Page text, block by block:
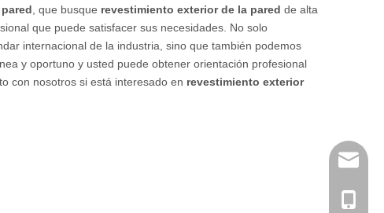
, que busque revestimiento exterior de la pared de alta
que puede satisfacer sus necesidades. No solo
internacional de la industria, sino que también podemos
y oportuno y usted puede obtener orientación profesional
con nosotros si está interesado en revestimiento exterior